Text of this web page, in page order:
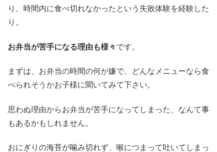
り、時間内に食べ切れなかったという失敗体験を経験した
り。
お弁当が苦手になる理由も様々です。
まずは、お弁当の時間の何が嫌で、どんなメニューなら食
べられそうかお子様に聞いてみて下さい。
思わぬ理由からお弁当が苦手になってしまった、なんて事
もあるかもしれません。
おにぎりの海苔が噛み切れず、喉につまって吐いてしまっ